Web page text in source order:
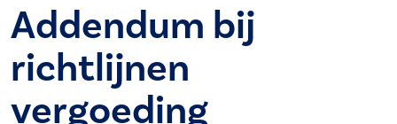
Addendum bij
richtlijnen
vergoeding